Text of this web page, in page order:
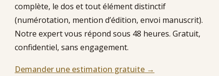
complète, le dos et tout élément distinctif
(numérotation, mention d’édition, envoi manuscrit).
Notre expert vous répond sous 48 heures. Gratuit,
confidentiel, sans engagement.
Demander une estimation gratuite →